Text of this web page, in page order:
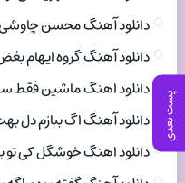
پست بعدی
دانلود آهنگ محسن
دانلود آهنگ گروه ایهام
دانلود اهنگ ماشین فقط
دانلود آهنگ اگ ببازم دل
دانلود اهنگ خوشگل کی تو